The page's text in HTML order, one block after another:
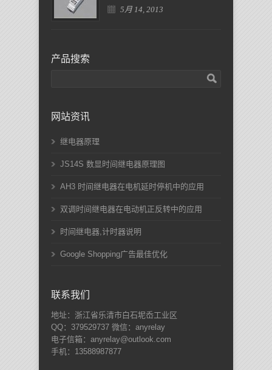
5月 14, 2013
产品搜索
网站资讯
继电器原理
JS14S 数显时间继电器原理图
AH3 时间继电器在电机延时停机中的应用
双调时间继电器在电动机正反转中的应用
时间继电器,计时器说明
Google Shopping广告最佳优化
联系我们
地址：浙江省乐清市白石坭岙工业区
QQ：379529737 微信：anyrelay
电子信箱：anyrelay@outlook.com
手机：13588987877